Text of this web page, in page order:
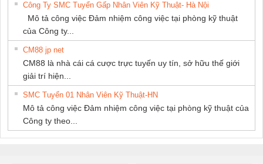
Công Ty SMC Tuyển Gấp Nhân Viên Kỹ Thuật- Hà Nội
Mô tả công việc Đảm nhiệm công việc tại phòng kỹ thuật
của Công ty...
CM88 jp net
CM88 là nhà cái cá cược trực tuyến uy tín, sở hữu thế giới
giải trí hiện...
SMC Tuyển 01 Nhân Viên Kỹ Thuật-HN
Mô tả công việc Đảm nhiệm công việc tại phòng kỹ thuật của
Công ty theo...